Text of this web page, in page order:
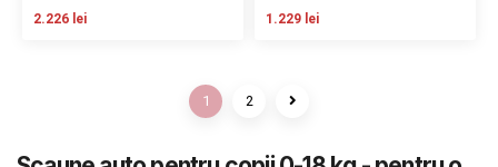
2.226 lei 1.229 lei
1 2